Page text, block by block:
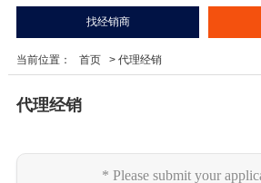
找经销商
当前位置： 首页 > 代理经销
代理经销
* Please submit your